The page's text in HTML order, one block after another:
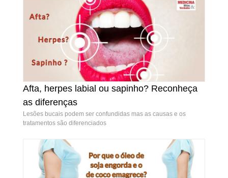
Afta, herpes labial ou sapinho? Reconheça as
diferenças
Afta, herpes labial ou sapinho? Reconheça
as diferenças
Lesões bucais podem ser confundidas mas as causas e os
tratamentos são diferenciados